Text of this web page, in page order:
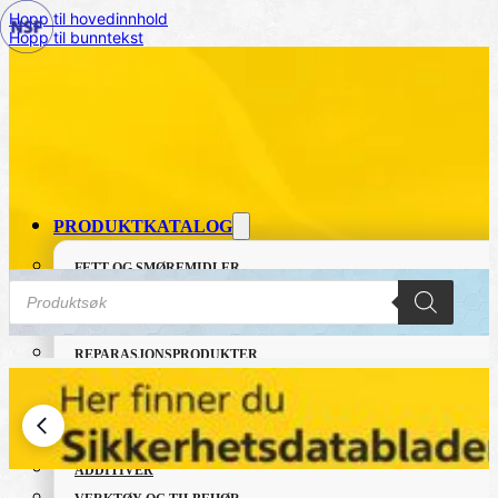
Hopp til hovedinnhold
Hopp til bunntekst
PRODUKTKATALOG
FETT OG SMØREMIDLER
GRUNNING OG LAKK
LIM OG TETTEMASSER
REPARASJONSPRODUKTER
REPARASJONSSYSTEMER
RENGJØRING OG POLISH
TAPE OG SELVKLEBENDE
ADDITIVER
Products
search